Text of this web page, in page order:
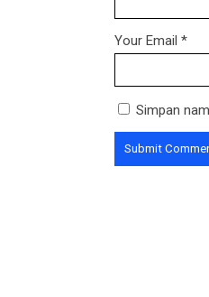
Your Email *
Simpan